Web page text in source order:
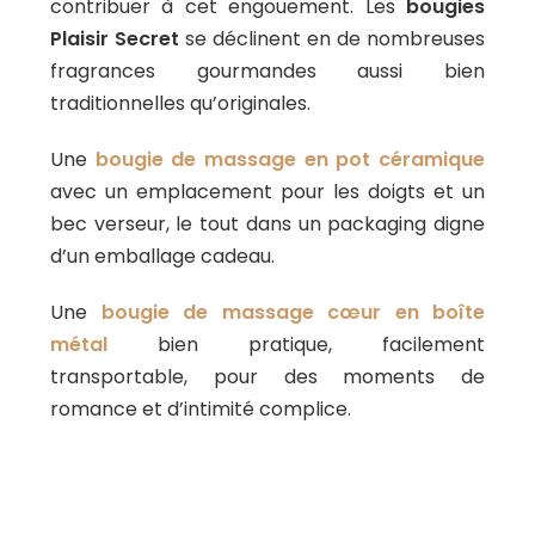
contribuer à cet engouement. Les bougies
Plaisir Secret se déclinent en de nombreuses
fragrances gourmandes aussi bien
traditionnelles qu’originales.
Une bougie de massage en pot céramique
avec un emplacement pour les doigts et un
bec verseur, le tout dans un packaging digne
d’un emballage cadeau.
Une bougie de massage cœur en boîte
métal bien pratique, facilement
transportable, pour des moments de
romance et d’intimité complice.